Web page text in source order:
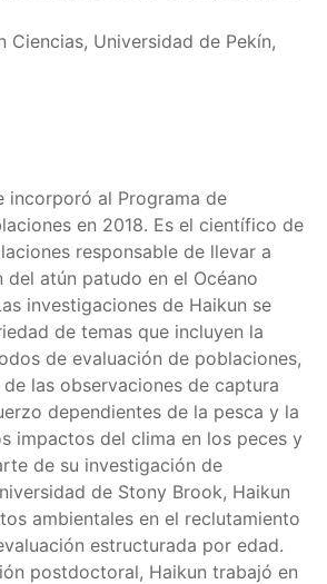
Ciencias, Universidad de Pekín,
incorporó al Programa de
en 2018. Es el científico de
responsable de llevar a
del atún patudo en el Océano
investigaciones de Haikun se
de temas que incluyen la
de evaluación de poblaciones,
las observaciones de captura
dependientes de la pesca y la
impactos del clima en los peces y
de su investigación de
de Stony Brook, Haikun
ambientales en el reclutamiento
estructurada por edad.
postdoctoral, Haikun trabajó en